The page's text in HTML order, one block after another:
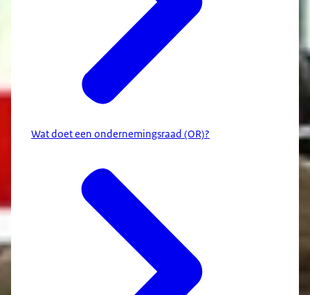
Wat doet een ondernemingsraad (OR)?